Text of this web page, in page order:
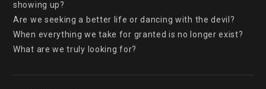
showing up?
Are we seeking a better life or dancing with the devil?
When everything we take for granted is no longer exist?
What are we truly looking for?